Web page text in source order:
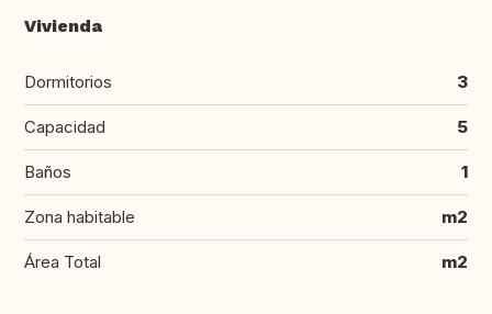
Vivienda
Dormitorios 3
Capacidad 5
Baños 1
Zona habitable m2
Área Total m2